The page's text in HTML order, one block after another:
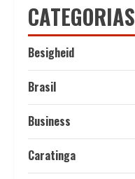
CATEGORIAS
Besigheid
Brasil
Business
Caratinga